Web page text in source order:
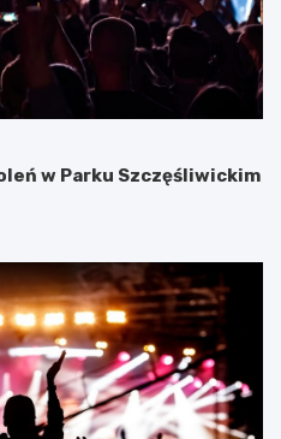
w Parku Szczęśliwickim